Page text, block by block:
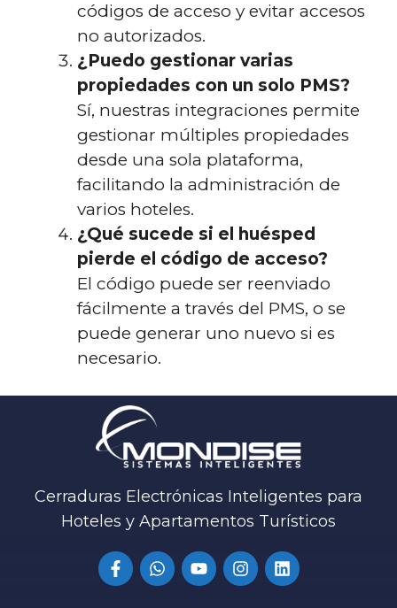
códigos de acceso y evitar accesos
no autorizados.
¿Puedo gestionar varias
propiedades con un solo PMS?
Sí, nuestras integraciones permite
gestionar múltiples propiedades
desde una sola plataforma,
facilitando la administración de
varios hoteles.
¿Qué sucede si el huésped
pierde el código de acceso?
El código puede ser reenviado
fácilmente a través del PMS, o se
puede generar uno nuevo si es
necesario.
Cerraduras Electrónicas Inteligentes para
Hoteles y Apartamentos Turísticos